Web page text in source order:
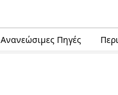
Ανανεώσιμες Πηγές